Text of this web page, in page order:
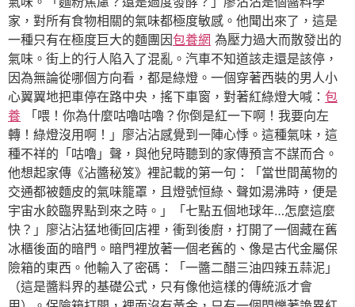
家，對所有食物相關的氣味都極度敏感。他聞出來了，這是
一種只有在極度巨大的麵團因包養網 為壓力過大而散發出的
氣味。街上的行人陷入了混亂。汽車不知道該走還是該停，
因為無論從哪個方向看，都是綠燈。一個穿著西裝的男人小
心翼翼地把車停在路中央，搖下車窗，對著紅綠燈大喊： 包
養 「喂！你為什麼咕嚕咕嚕？你倒是紅一下啊！我要向左
轉！綠燈沒用啊！」廖沾沾感覺到一陣心悸。這種氣味，這
種不祥的「咕嚕」聲，與他兒時聽到的家傳預言不謀而合。
他想起家傳《沾醬秘笈》裡記載的第一句：「當世間萬物的
交通都被麵皮的氣味籠罩，且燈號恒綠、聲如湯沸時，便是
宇宙水餃臨界點到來之時。」「七點五個地球年…怎麼這麼
快？」廖沾沾猛地衝回店裡，衝到後廚，打開了一個藏在舊
冰櫃後面的暗門。暗門裡放著一個老舊的、像是古代金屬保
險箱的東西。他輸入了密碼：「一醬二醋三油四辣五蒜泥」
（這是醬料界的基礎公式，只有像他這樣的傳統派才會